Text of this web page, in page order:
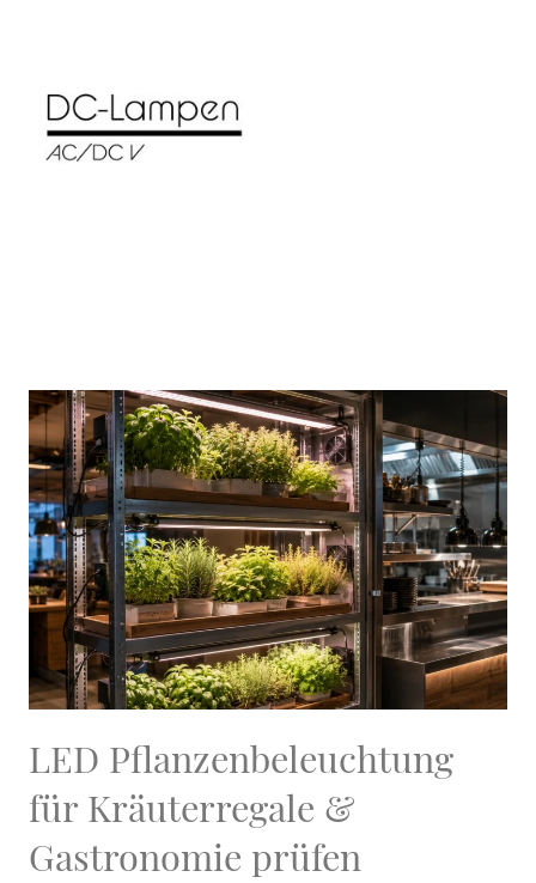
LED Pflanzenbeleuchtung
für Kräuterregale &
Gastronomie prüfen